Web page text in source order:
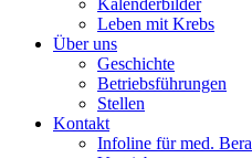
Kalenderbilder
Leben mit Krebs
Über uns
Geschichte
Betriebsführungen
Stellen
Kontakt
Infoline für med.